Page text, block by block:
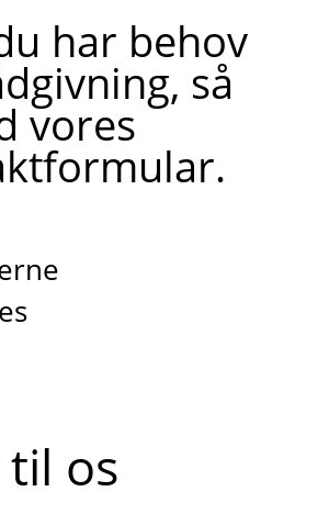
har behov
så
vores
til os